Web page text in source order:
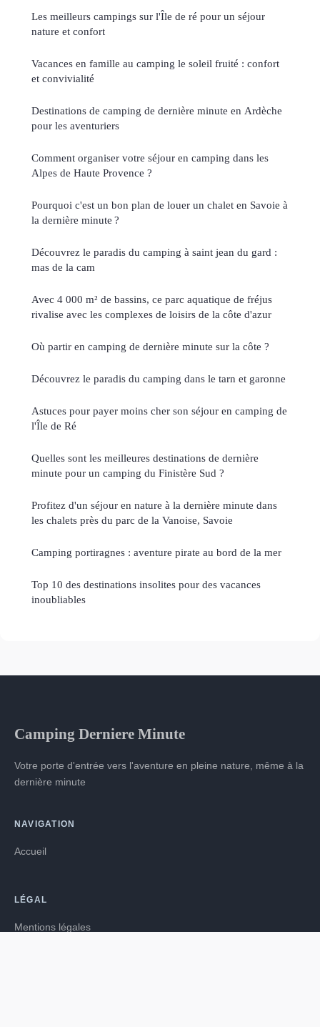
Les meilleurs campings sur l'Île de ré pour un séjour
nature et confort
Vacances en famille au camping le soleil fruité : confort
et convivialité
Destinations de camping de dernière minute en Ardèche
pour les aventuriers
Comment organiser votre séjour en camping dans les
Alpes de Haute Provence ?
Pourquoi c'est un bon plan de louer un chalet en Savoie à
la dernière minute ?
Découvrez le paradis du camping à saint jean du gard :
mas de la cam
Avec 4 000 m² de bassins, ce parc aquatique de fréjus
rivalise avec les complexes de loisirs de la côte d'azur
Où partir en camping de dernière minute sur la côte ?
Découvrez le paradis du camping dans le tarn et garonne
Astuces pour payer moins cher son séjour en camping de
l'Île de Ré
Quelles sont les meilleures destinations de dernière
minute pour un camping du Finistère Sud ?
Profitez d'un séjour en nature à la dernière minute dans
les chalets près du parc de la Vanoise, Savoie
Camping portiragnes : aventure pirate au bord de la mer
Top 10 des destinations insolites pour des vacances
inoubliables
Camping Derniere Minute
Votre porte d'entrée vers l'aventure en pleine nature, même à la
dernière minute
NAVIGATION
Accueil
LÉGAL
Mentions légales